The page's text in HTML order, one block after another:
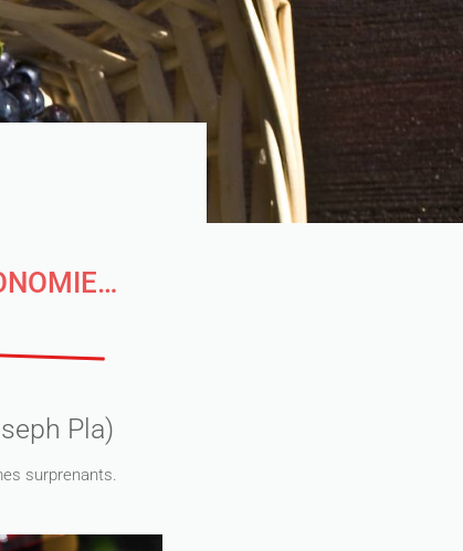
EN
Pla)
surprenants.